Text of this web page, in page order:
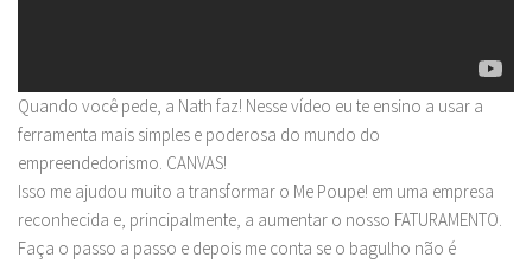
Quando você pede, a Nath faz! Nesse vídeo eu te ensino a usar a
ferramenta mais simples e poderosa do mundo do
empreendedorismo. CANVAS!
Isso me ajudou muito a transformar o Me Poupe! em uma empresa
reconhecida e, principalmente, a aumentar o nosso FATURAMENTO.
Faça o passo a passo e depois me conta se o bagulho não é